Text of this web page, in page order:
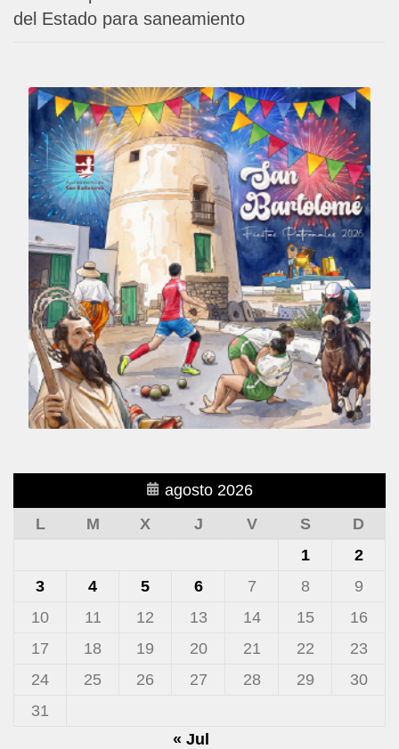
del Estado para saneamiento
agosto 2026
L
M X J V S
D
1
2
3
4 5 6 7 8
9
10
11 12 13 14 15
16
17
18 19 20 21 22
23
24
25 26 27 28 29
30
31
« Jul